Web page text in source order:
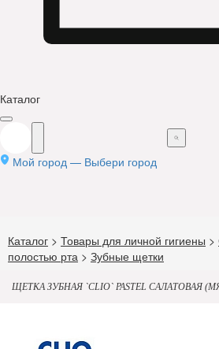
Каталог
Мой город — Выбери город
Каталог > Товары для личной гигиены >
полостью рта > Зубные щетки
ЩЕТКА ЗУБНАЯ `CLIO` PASTEL САЛАТОВАЯ